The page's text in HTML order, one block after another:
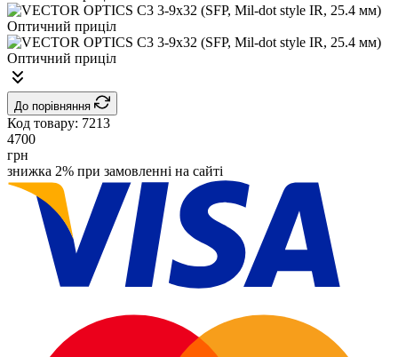
До порівняння
Код товару: 7213
4700
грн
знижка 2% при замовленні на сайті